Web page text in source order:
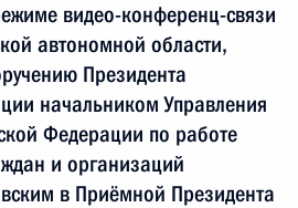
видео-конференц-связи
автономной области,
Президента
начальником Управления
Федерации по работе
и организаций
в Приёмной Президента